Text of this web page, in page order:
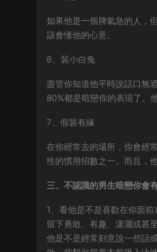
如果他是一個脾氣急的人，
該會懂他的心意。
6、裝小白兔
盡管你知道他平時說話口無
80%都是暗戀你的表現了。
7、假裝有緣
在你經常去的場所，你會經
性的慣用招數之一。而且，
三、不認識的男生暗戀你會
1、看他是不是喜歡在你面
留下勇敢、有趣、潇灑或甚
他是不是經常刻意說一些話